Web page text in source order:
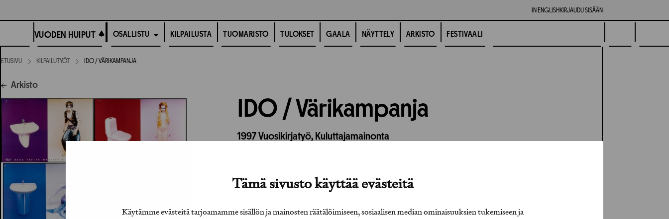
Tämä sivusto käyttää evästeitä
Käytämme evästeitä tarjoamamme sisällön ja mainosten räätälöimiseen, sosiaalisen median ominaisuuksien tukemiseen ja
suoraan
IN ENGLISH KIRJAUDU SISÄÄN
VUODEN HUIPUT
VUODEN HUIPUT OSALLISTU KILPAILUSTA TUOMARISTO TULOKSET GAALA NÄYTTELY ARKISTO FESTIVAALI
ETUSIVU KILPAILUTYÖT IDO / VÄRIKAMPANJA
Arkisto
IDO / Värikampanja
1997 Vuosikirjatyö, Kuluttajamainonta